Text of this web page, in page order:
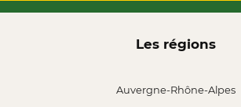
Les régions
Auvergne-Rhône-Alpes